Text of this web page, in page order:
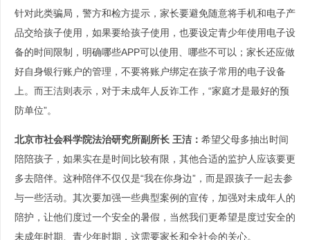
针对此类骗局，警方和检方提示，家长要避免随意将手机和电子产
品交给孩子使用，如果要给孩子使用，也要设定青少年使用电子设
备的时间限制，明确哪些APP可以使用、哪些不可以；家长还应做
好自身银行账户的管理，不要将账户绑定在孩子常用的电子设备
上。而王洁则表示，对于未成年人反诈工作，“家庭才是最好的预
防单位”。
北京市社会科学院法治研究所副所长 王洁： 希望父母多抽出时间
陪陪孩子，如果实在是时间比较有限，其他合适的监护人应该要更
多去陪伴。这种陪伴不仅仅是“我在你身边”，而是跟孩子一起去参
与一些活动。其次要加强一些典型案例的宣传，加强对未成年人的
陪护，让他们度过一个安全的暑假，当然我们更希望是度过安全的
未成年时期、青少年时期，这需要家长和全社会的关心。